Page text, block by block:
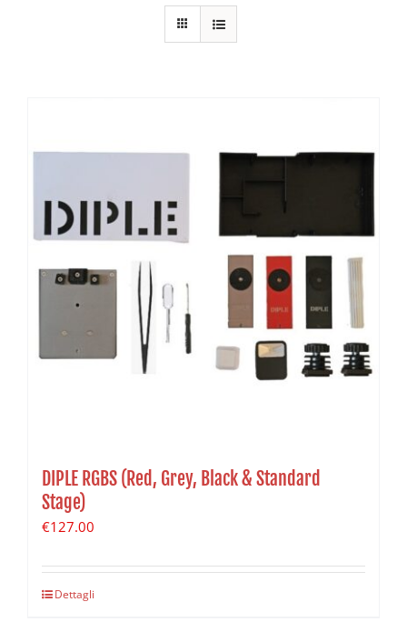
DIPLE RGBS (Red, Grey, Black & Standard
Stage)
€127.00
Dettagli